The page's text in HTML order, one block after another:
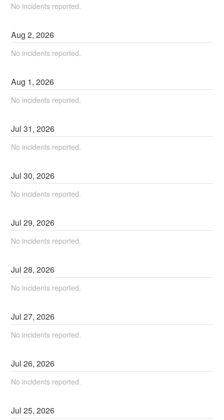
No incidents reported.
Aug2,2026
No incidents reported.
Aug 1,2026
No incidents reported.
Jul31,2026
No incidents reported.
Jul30,2026
No incidents reported.
Jul29,2026
No incidents reported.
Jul28,2026
No incidents reported.
Jul27,2026
No incidents reported.
Jul26,2026
No incidents reported.
Jul25,2026